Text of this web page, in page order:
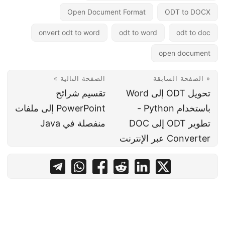
ODT to DOCX
Open Document Format
odt to doc
odt to word
onvert odt to word
open document
« الصفحة السابقة
تحويل ODT إلى Word
باستخدام Python -
تطوير ODT إلى DOC
Converter عبر الإنترنت
الصفحة التالية »
تقسيم شرائح
PowerPoint إلى ملفات
منفصلة في Java